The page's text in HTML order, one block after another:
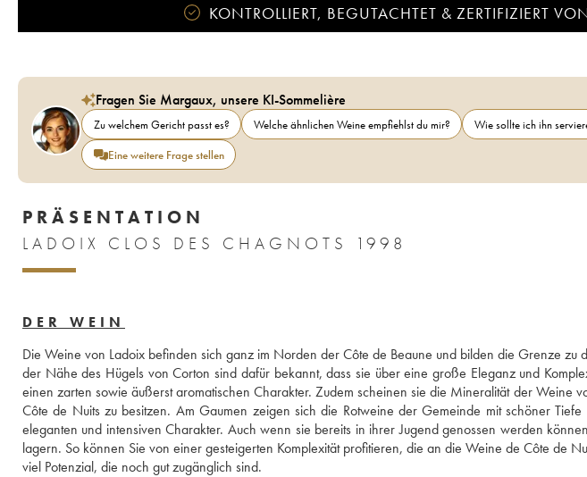
KONTROLLIERT, BEGUTACHTET & ZERTIFIZIERT
Fragen Sie Margaux, unsere KI-Sommelière
Zu welchem Gericht passt es? Welche ähnlichen Weine empfiehlst du mir? Wie sollte ich ihn
Eine weitere Frage stellen
PRÄSENTATION
LADOIX CLOS DES CHAGNOTS 1998
DER WEIN
Die Weine von Ladoix befinden sich ganz im Norden der Côte de Beaune und bilden die Grenze zu
der Nähe des Hügels von Corton sind dafür bekannt, dass sie über eine große Eleganz und
einen zarten sowie äußerst aromatischen Charakter. Zudem scheinen sie die Mineralität der Weine
Côte de Nuits zu besitzen. Am Gaumen zeigen sich die Rotweine der Gemeinde mit schöner
eleganten und intensiven Charakter. Auch wenn sie bereits in ihrer Jugend genossen werden
lagern. So können Sie von einer gesteigerten Komplexität profitieren, die an die Weine de Côte de
viel Potenzial, die noch gut zugänglich sind.